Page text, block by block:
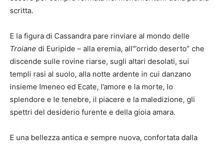
scritta.
E la figura di Cassandra pare rinviare al mondo delle
Troiane di Euripide – alla eremia, all'”orrido deserto” che
discende sulle rovine riarse, sugli altari desolati, sui
templi rasi al suolo, alla notte ardente in cui danzano
insieme Imeneo ed Ecate, l’amore e la morte, lo
splendore e le tenebre, il piacere e la maledizione, gli
spettri del desiderio furente e della gioia amara.
E una bellezza antica e sempre nuova, confortata dalla